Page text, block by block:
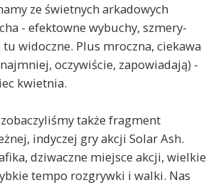
ze świetnych arkadowych
- efektowne wybuchy, szmery-
tu widoczne. Plus mroczna, ciekawa
oczywiście, zapowiadają) -
kwietnia.
także fragment
indyczej gry akcji Solar Ash.
dziwaczne miejsce akcji, wielkie
tempo rozgrywki i walki. Nas